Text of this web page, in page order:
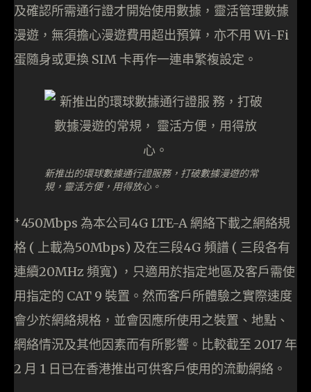
及確認所需通行證才開始使用數據，靈活管理數據
漫遊，無須擔心漫遊費用超出預算，亦不用 Wi-Fi
蛋隨身或更換 SIM 卡再作一連串繁複設定。
新推出的環球數據通行證服務，打破數據漫遊的常
規，靈活方便，用得放心。
+450Mbps 為本公司4G LTE-A 網絡下載之網絡規
格 ( 上載為50Mbps) 及在三段4G 頻譜 ( 三段各有
連續20MHz 頻寬) ，只適用於指定地區及客戶需使
用指定的 CAT 9 裝置。然而客戶所體驗之實際速度
會少於網絡規格，並會因應所使用之裝置、地點、
網絡情況及其他因素而有所影響。比較截至 2017 年
2 月 1 日已在香港推出可供客戶使用的流動網絡。